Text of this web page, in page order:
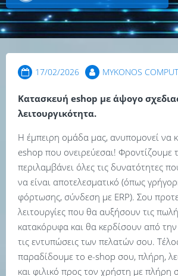
17/02/2026 MYKONOS
Κατασκευή eshop με άψογο
λειτουργικότητα.
Η έμπειρη ομάδα μας, ανυπομονεί να
eshop που ονειρεύεσαι! Φροντίζουμε
περιλαμβάνει όλες τις δυνατότητες
να είναι αποτελεσματικό (όπως
φόρτωσης, σύνδεση με ERP). Σου
λειτουργίες που θα αυξήσουν τις
κατακόρυφα και θα κερδίσουν από
τις εντυπώσεις των πελατών σου.
παραδίδουμε το e-shop σου, πλήρη,
και φιλικό προς τον χρήστη με πλήρη